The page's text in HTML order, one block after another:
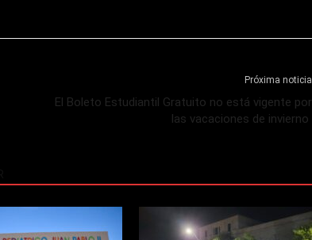
Próxima noticia
El Boleto Estudiantil Gratuito no está vigente por
las vacaciones de invierno